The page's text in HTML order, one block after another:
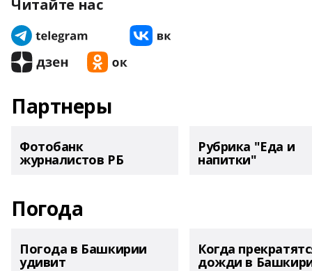
Читайте нас
Партнеры
Фотобанк
журналистов РБ
Рубрика "Еда и
напитки"
Погода
Погода в Башкирии
удивит
Когда
дожди в